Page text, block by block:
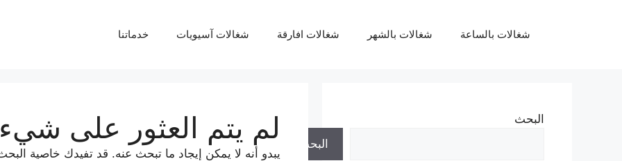
شغالات بالساعة شغالات بالشهر شغالات افارقة شغالات آسيويات خدماتنا
لم يتم العثور على شيء
يبدو أنه لا يمكن إيجاد ما تبحث عنه. قد تفيدك خاصية
البحث
البحث